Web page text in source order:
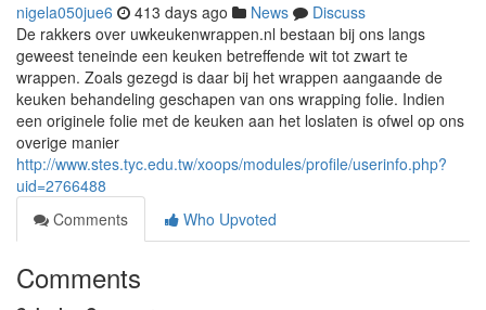
nigela050jue6 413 days ago News
Discuss
De rakkers over uwkeukenwrappen.nl bestaan bij ons langs
geweest teneinde een keuken betreffende wit tot zwart te
wrappen. Zoals gezegd is daar bij het wrappen aangaande de
keuken behandeling geschapen van ons wrapping folie. Indien
een originele folie met de keuken aan het loslaten is ofwel op ons
overige manier
http://www.stes.tyc.edu.tw/xoops/modules/profile/userinfo.php?
uid=2766488
Comments
Who Upvoted
Comments